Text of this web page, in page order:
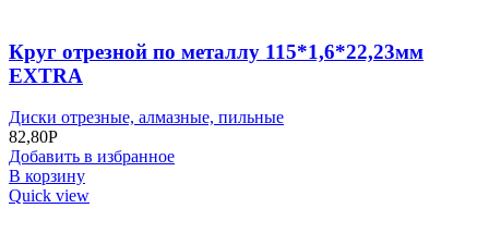
Круг отрезной по металлу 115*1,6*22,23мм
EXTRA
Диски отрезные, алмазные, пильные
82,80Р
Добавить в избранное
В корзину
Quick view